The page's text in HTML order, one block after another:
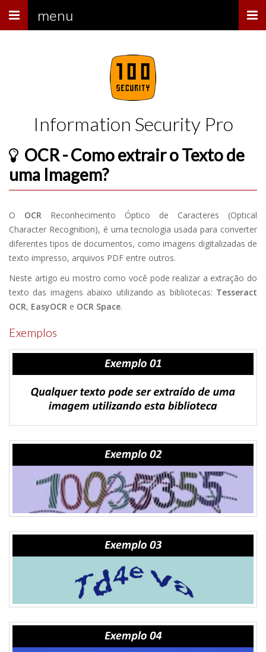
Menu menu
Information Security Pro
OCR - Como extrair o Texto de
uma Imagem?
O OCR Reconhecimento Óptico de Caracteres (Optical
Character Recognition), é uma tecnologia usada para converter
diferentes tipos de documentos, como imagens digitalizadas de
texto impresso, arquivos PDF entre outros.
Neste artigo eu mostro como você pode realizar a extração do
texto das imagens abaixo utilizando as bibliotecas: Tesseract
OCR, EasyOCR e OCR Space.
Exemplos